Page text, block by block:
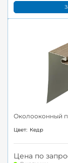
Околооконный
Цвет: Кедр
Цена по